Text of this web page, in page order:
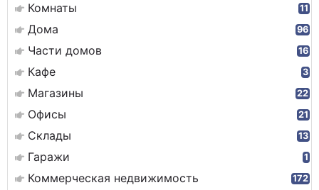
Комнаты 11
Дома 96
Части домов 16
Кафе 3
Магазины 22
Офисы 21
Склады 13
Гаражи 1
Коммерческая недвижимость 172